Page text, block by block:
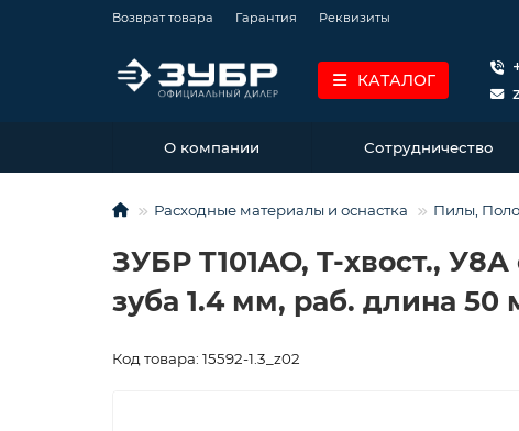
Возврат товара Гарантия Реквизиты
КАТАЛОГ
О компании Сотрудничество
Расходные материалы и оснастка Пилы,
ЗУБР T101AO, T-хвост.,
зуба 1.4 мм, раб. длина 50
Код товара: 15592-1.3_z02